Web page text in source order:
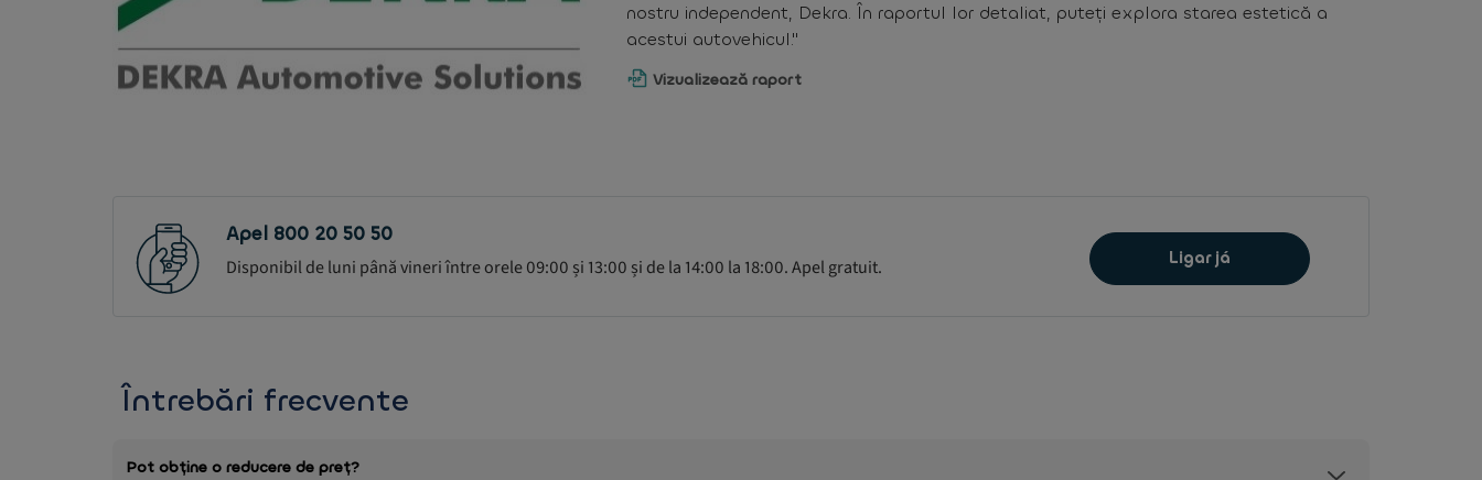
nostru independent, Dekra. În raportul lor detaliat, puteți explora starea estetică a
acestui autovehicul."
Vizualizează raport
Apel 800 20 50 50
Disponibil de luni până vineri între orele 09:00 și 13:00 și de la 14:00 la 18:00. Apel gratuit. Ligar já
Întrebări frecvente
Pot obține o reducere de preț?